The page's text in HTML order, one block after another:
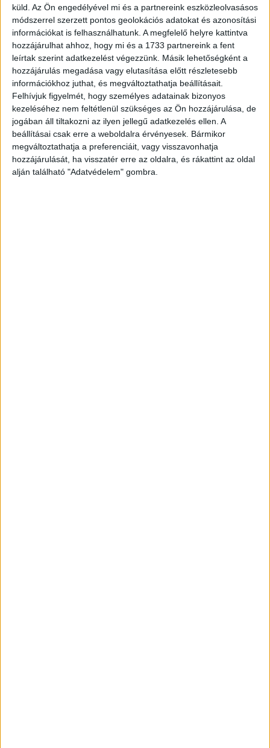
küld. Az Ön engedélyével mi és a partnereink eszközleolvasásos
módszerrel szerzett pontos geolokációs adatokat és azonosítási
információkat is felhasználhatunk. A megfelelő helyre kattintva
hozzájárulhat ahhoz, hogy mi és a 1733 partnereink a fent
leírtak szerint adatkezelést végezzünk. Másik lehetőségként a
hozzájárulás megadása vagy elutasítása előtt részletesebb
információkhoz juthat, és megváltoztathatja beállításait.
Felhívjuk figyelmét, hogy személyes adatainak bizonyos
kezeléséhez nem feltétlenül szükséges az Ön hozzájárulása, de
jogában áll tiltakozni az ilyen jellegű adatkezelés ellen. A
beállításai csak erre a weboldalra érvényesek. Bármikor
megváltoztathatja a preferenciáit, vagy visszavonhatja
hozzájárulását, ha visszatér erre az oldalra, és rákattint az oldal
alján található "Adatvédelem" gombra.